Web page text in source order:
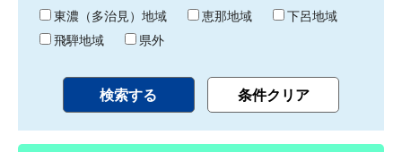
東濃（多治見）地域
恵那地域
下呂地域
飛騨地域
県外